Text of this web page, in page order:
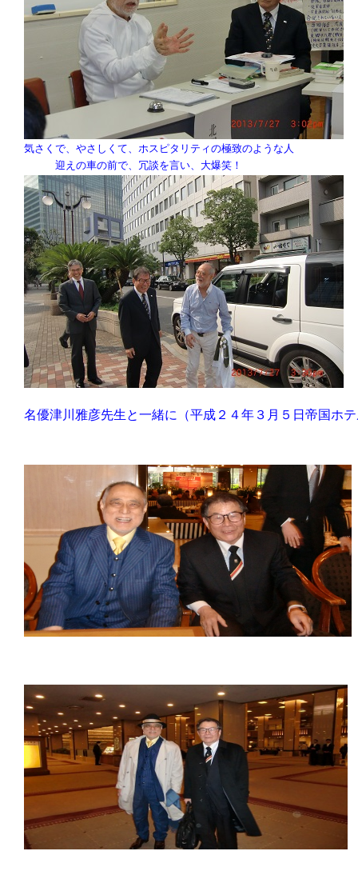
気さくで、やさしくて、ホスピタリティの極致のような人
迎えの車の前で、冗談を言い、大爆笑！
名優津川雅彦先生と一緒に（平成２４年３月５日帝国ホ